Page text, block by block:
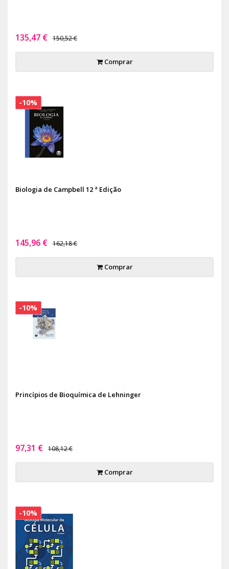
135,47 € 150,52 €
Comprar
Biologia de Campbell 12 ª Edição
145,96 € 162,18 €
Comprar
-10%
Princípios de Bioquímica de Lehninger
97,31 € 108,12 €
Comprar
-10%
-10%